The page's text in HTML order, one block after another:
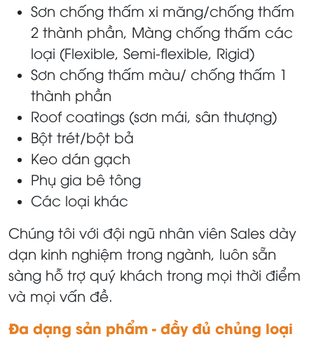
Sơn chống thấm xi măng/chống thấm
2 thành phần, Màng chống thấm các
loại (Flexible, Semi-flexible, Rigid)
Sơn chống thấm màu/ chống thấm 1
thành phần
Roof coatings (sơn mái, sân thượng)
Bột trét/bột bả
Keo dán gạch
Phụ gia bê tông
Các loại khác
Chúng tôi với đội ngũ nhân viên Sales dày
dạn kinh nghiệm trong ngành, luôn sẵn
sàng hỗ trợ quý khách trong mọi thời điểm
và mọi vấn đề.
Đa dạng sản phẩm - đầy đủ chủng loại